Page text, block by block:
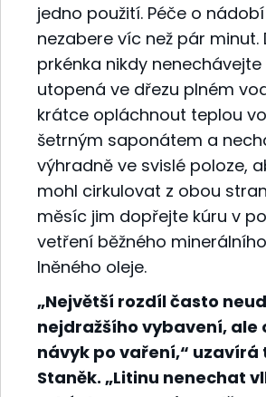
jedno použití. Péče o
nezabere víc než pár minut.
prkénka nikdy nenechávejte
utopená ve dřezu plném
krátce opláchnout teplou
šetrným saponátem a
výhradně ve svislé poloze,
mohl cirkulovat z obou
měsíc jim dopřejte kúru v
vetření běžného
lněného oleje.
„Největší rozdíl často
nejdražšího vybavení, ale
návyk po vaření,“ uzavírá
Staněk. „Litinu nenechat